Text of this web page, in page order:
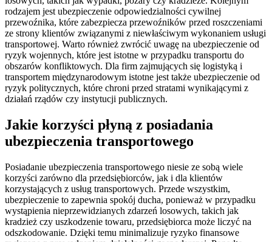
rodzajem jest ubezpieczenie odpowiedzialności cywilnej
przewoźnika, które zabezpiecza przewoźników przed roszczeniami
ze strony klientów związanymi z niewłaściwym wykonaniem usługi
transportowej. Warto również zwrócić uwagę na ubezpieczenie od
ryzyk wojennych, które jest istotne w przypadku transportu do
obszarów konfliktowych. Dla firm zajmujących się logistyką i
transportem międzynarodowym istotne jest także ubezpieczenie od
ryzyk politycznych, które chroni przed stratami wynikającymi z
działań rządów czy instytucji publicznych.
Jakie korzyści płyną z posiadania
ubezpieczenia transportowego
Posiadanie ubezpieczenia transportowego niesie ze sobą wiele
korzyści zarówno dla przedsiębiorców, jak i dla klientów
korzystających z usług transportowych. Przede wszystkim,
ubezpieczenie to zapewnia spokój ducha, ponieważ w przypadku
wystąpienia nieprzewidzianych zdarzeń losowych, takich jak
kradzież czy uszkodzenie towaru, przedsiębiorca może liczyć na
odszkodowanie. Dzięki temu minimalizuje ryzyko finansowe